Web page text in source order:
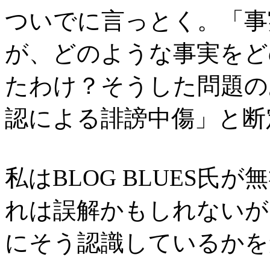
ついでに言っとく。「
が、どのような事実を
たわけ？そうした問題
認による誹謗中傷」と
私はBLOG BLUES氏が
れは誤解かもしれない
にそう認識しているか